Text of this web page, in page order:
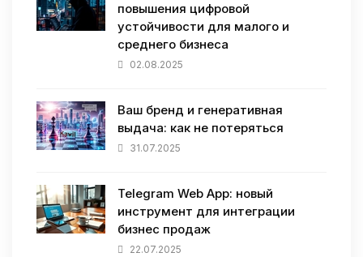
повышения цифровой
устойчивости для малого и
среднего бизнеса
02.08.2025
Ваш бренд и генеративная
выдача: как не потеряться
31.07.2025
Telegram Web App: новый
инструмент для интеграции
бизнес продаж
22.07.2025